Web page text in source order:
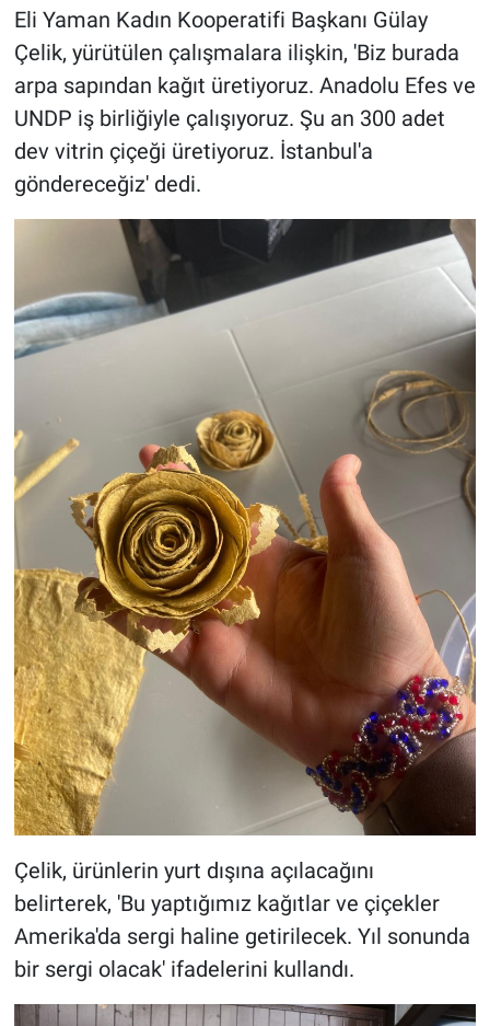
Eli Yaman Kadın Kooperatifi Başkanı Gülay
Çelik, yürütülen çalışmalara ilişkin, 'Biz burada
arpa sapından kağıt üretiyoruz. Anadolu Efes ve
UNDP iş birliğiyle çalışıyoruz. Şu an 300 adet
dev vitrin çiçeği üretiyoruz. İstanbul'a
göndereceğiz' dedi.
Çelik, ürünlerin yurt dışına açılacağını
belirterek, 'Bu yaptığımız kağıtlar ve çiçekler
Amerika'da sergi haline getirilecek. Yıl sonunda
bir sergi olacak' ifadelerini kullandı.